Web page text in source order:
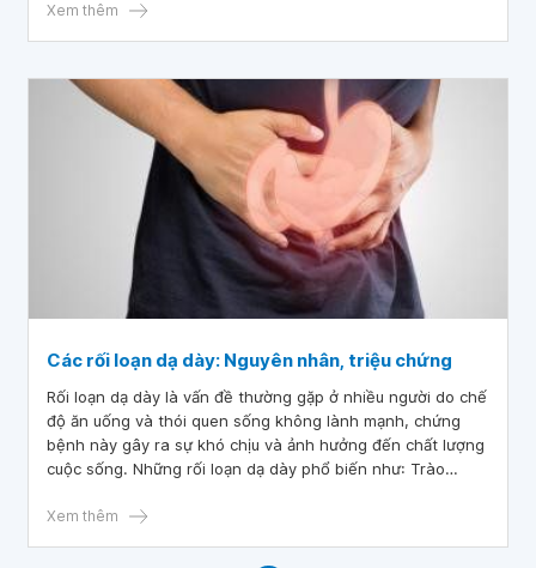
dày sẽ gây ra nhiều khó khăn và cản trở đáng kể đến hoạt
Xem thêm
Các rối loạn dạ dày: Nguyên nhân, triệu chứng
Rối loạn dạ dày là vấn đề thường gặp ở nhiều người do chế
độ ăn uống và thói quen sống không lành mạnh, chứng
bệnh này gây ra sự khó chịu và ảnh hưởng đến chất lượng
cuộc sống. Những rối loạn dạ dày phổ biến như: Trào
Xem thêm